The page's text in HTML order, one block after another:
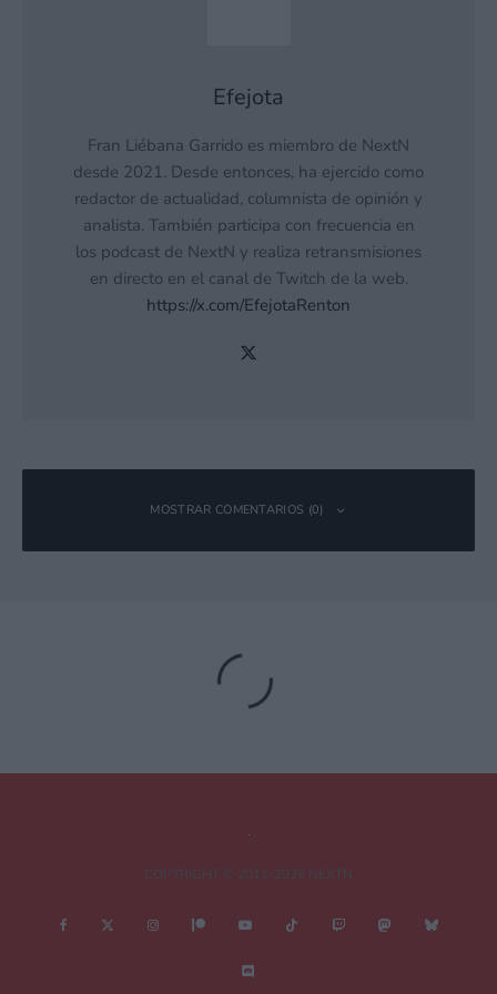
Efejota
Fran Liébana Garrido es miembro de NextN
desde 2021. Desde entonces, ha ejercido como
redactor de actualidad, columnista de opinión y
analista. También participa con frecuencia en
los podcast de NextN y realiza retransmisiones
en directo en el canal de Twitch de la web.
https://x.com/EfejotaRenton
MOSTRAR COMENTARIOS (0)
Tu dirección de correo electrónico no será publicada.
obligatorios están marcados con*